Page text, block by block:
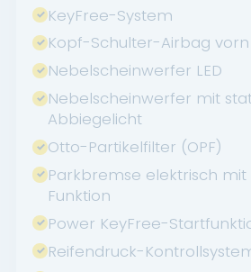
KeyFree-System
Kopf-Schulter-Airbag
Nebelscheinwerfer LED
Nebelscheinwerfer mit
Abbiegelicht
Otto-Partikelfilter (OPF)
Parkbremse elektrisch
Funktion
Power KeyFree-
Reifendruck-